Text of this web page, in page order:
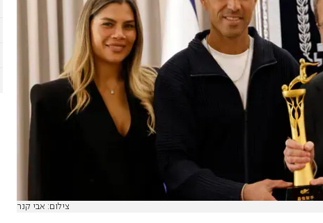
צילום: אבי קנר